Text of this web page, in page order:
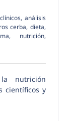
, análisis
cerba, dieta,
, nutrición,
nutrición
científicos y